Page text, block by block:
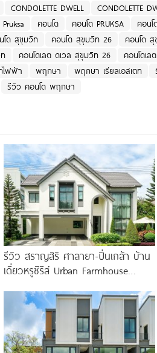
CONDOLETTE DWELL
CONDOLETTE
Pruksa คอนโด คอนโด PRUKSA คอน
โด สุขุมวิท คอนโด สุขุมวิท 26 คอนโด
คอนโดเลต ดเวล สุขุมวิท 26 คอนโดเ
ไฟฟ้า พฤกษา พฤกษา เรียลเอสเตท
รีวิว คอนโด พฤกษา
รีวิว สราญสิริ ศาลายา-ปิ่นเกล้า บ้าน
เดี่ยวหรูซีรีส์ Urban Farmhouse
ติดถนนใหญ่